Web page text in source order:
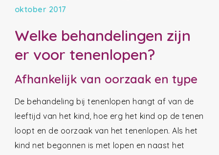
oktober 2017
Welke behandelingen zijn
er voor tenenlopen?
Afhankelijk van oorzaak en type
De behandeling bij tenenlopen hangt af van de
leeftijd van het kind, hoe erg het kind op de tenen
loopt en de oorzaak van het tenenlopen. Als het
kind net begonnen is met lopen en naast het